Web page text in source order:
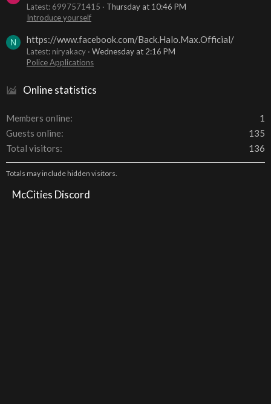
Latest: 6997571415
Thursday at 10:46 PM
Introduce yourself
N https://www.facebook.com/Back.Halo.Max.Official/
Latest: niryakacy
Wednesday at 2:16 PM
Police Applications
Online statistics
Members online
1
Guests online
135
Total visitors
136
Totals may include hidden visitors.
McCities Discord